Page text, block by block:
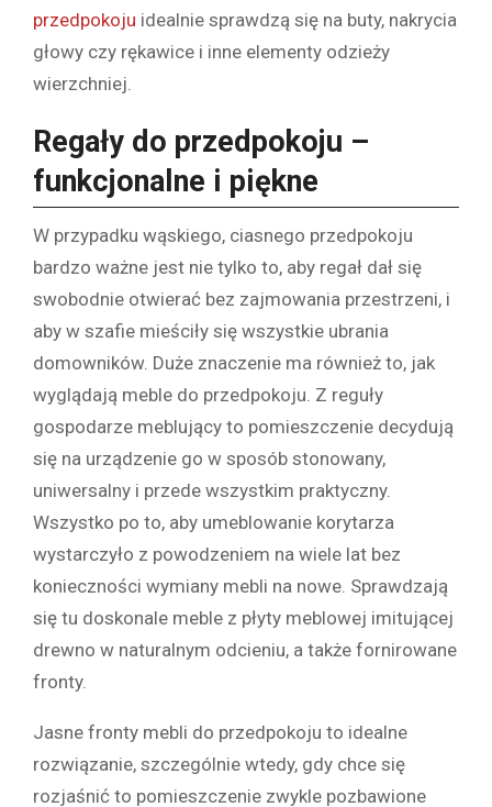
przedpokoju idealnie sprawdzą się na buty, nakrycia
głowy czy rękawice i inne elementy odzieży
wierzchniej.
Regały do przedpokoju –
funkcjonalne i piękne
W przypadku wąskiego, ciasnego przedpokoju
bardzo ważne jest nie tylko to, aby regał dał się
swobodnie otwierać bez zajmowania przestrzeni, i
aby w szafie mieściły się wszystkie ubrania
domowników. Duże znaczenie ma również to, jak
wyglądają meble do przedpokoju. Z reguły
gospodarze meblujący to pomieszczenie decydują
się na urządzenie go w sposób stonowany,
uniwersalny i przede wszystkim praktyczny.
Wszystko po to, aby umeblowanie korytarza
wystarczyło z powodzeniem na wiele lat bez
konieczności wymiany mebli na nowe. Sprawdzają
się tu doskonale meble z płyty meblowej imitującej
drewno w naturalnym odcieniu, a także fornirowane
fronty.
Jasne fronty mebli do przedpokoju to idealne
rozwiązanie, szczególnie wtedy, gdy chce się
rozjaśnić to pomieszczenie zwykle pozbawione